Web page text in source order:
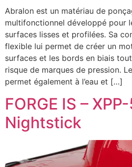
Abralon est un matériau de
multifonctionnel développé pour
surfaces lisses et profilées. Sa
flexible lui permet de créer un
surfaces et les bords en biais
risque de marques de pression.
permet également à l’eau et […]
FORGE IS –
Nightstick